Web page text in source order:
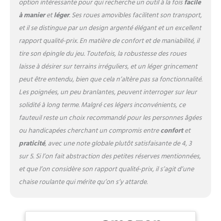
option intéressante pour qui recherche un outil à la foisfacile
à manieretléger. Ses roues amovibles facilitent son transport,
et il se distingue par un design argenté élégant et un excellent
rapport qualité-prix. En matière de confort et de maniabilité, il
tire son épingle du jeu. Toutefois, la robustesse des roues
laisse à désirer sur terrains irréguliers, et un léger grincement
peut être entendu, bien que cela n’altère pas sa fonctionnalité.
Les poignées, un peu branlantes, peuvent interroger sur leur
solidité à long terme. Malgré ces légers inconvénients, ce
fauteuil reste un choix recommandé pour les personnes âgées
ou handicapées cherchant un compromis entreconfortet
praticité, avec une note globale plutôt satisfaisante de 4, 3
sur 5. Si l’on fait abstraction des petites réserves mentionnées,
et que l’on considère son rapport qualité-prix, il s’agit d’une
chaise roulante qui mérite qu’on s’y attarde.